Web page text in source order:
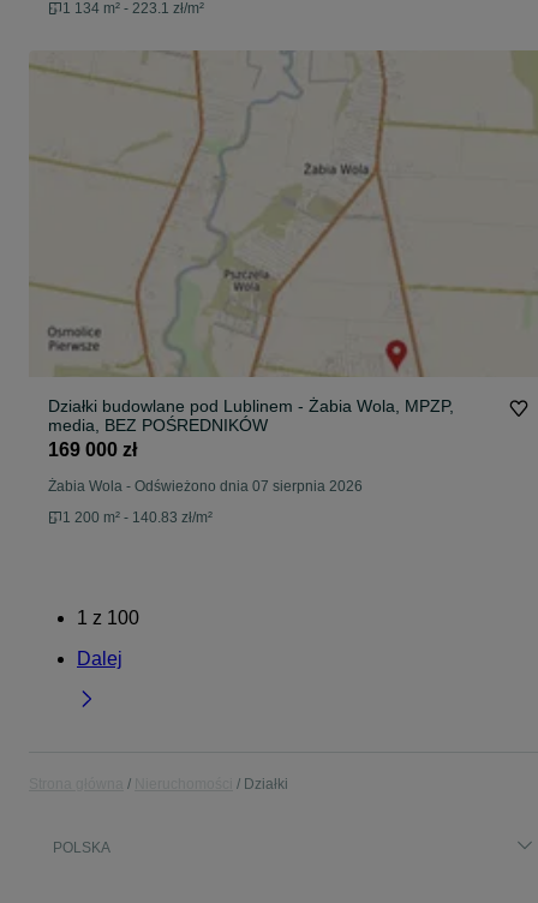
1 134 m² - 223.1 zł/m²
Działki budowlane pod Lublinem - Żabia Wola, MPZP,
media, BEZ POŚREDNIKÓW
169 000 zł
Żabia Wola - Odświeżono dnia 07 sierpnia 2026
1 200 m² - 140.83 zł/m²
1 z 100
Dalej
Działki
POLSKA